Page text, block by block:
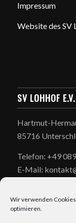
Wir verwenden
optimieren.
Impressum
Website des SV
SV LOHHOF
Hartmut-
85716
Telefon: +49
E-Mail: